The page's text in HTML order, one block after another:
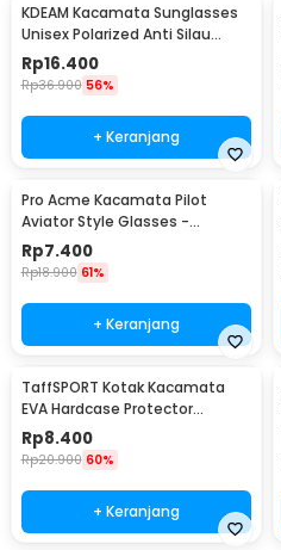
KDEAM Kacamata Sunglasses
Unisex Polarized Anti Silau
Outdoor UV200 KD156 - KD156
Rp16.400
Rp36.900 56%
+ Keranjang
Pro Acme Kacamata Pilot
Aviator Style Glasses -
CC0744
Rp7.400
Rp18.900 61%
+ Keranjang
TaffSPORT Kotak Kacamata
EVA Hardcase Protector
Waterproof - JL-10028
Rp8.400
Rp20.900 60%
+ Keranjang